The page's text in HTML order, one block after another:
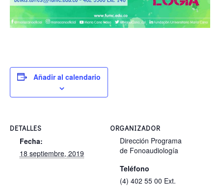
Añadir al calendario
DETALLES
Fecha:
18 septiembre, 2019
ORGANIZADOR
Dirección Programa
de Fonoaudiología
Teléfono
(4) 402 55 00 Ext.